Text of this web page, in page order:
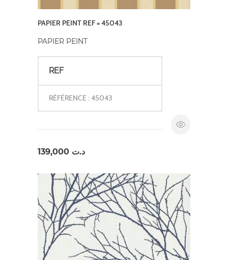
PAPIER PEINT REF = 45043
PAPIER PEINT
REF
RÉFÉRENCE : 45043
د.ت